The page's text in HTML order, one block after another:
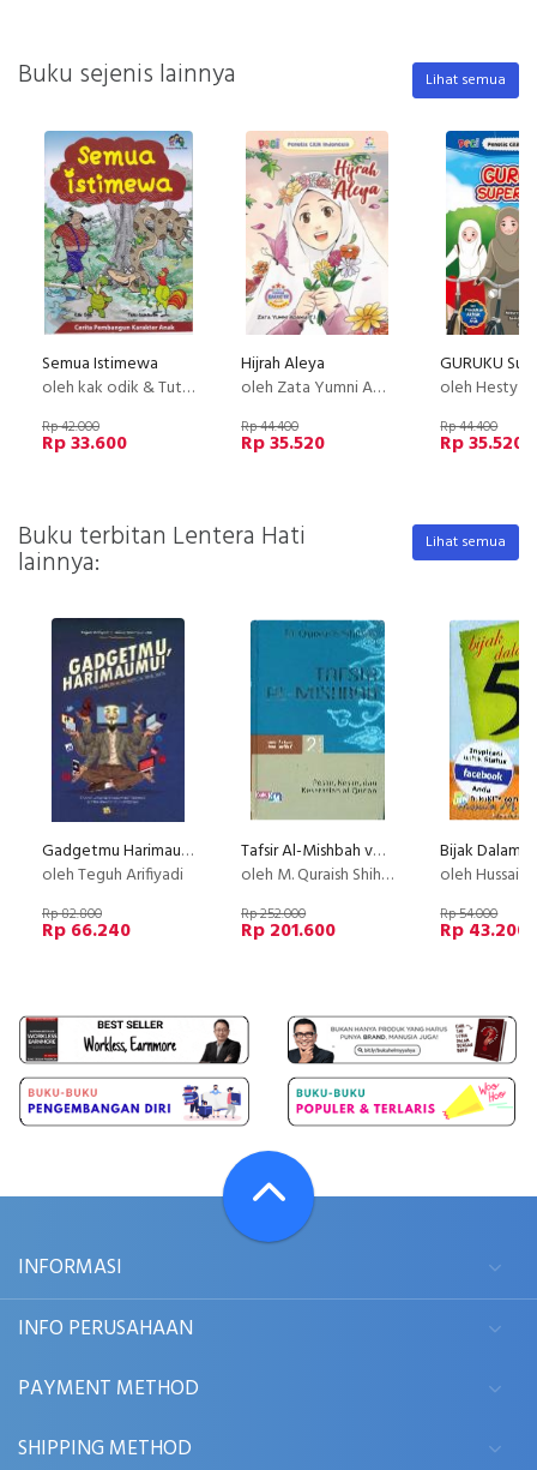
Buku sejenis lainnya Lihat semua
Semua Istimewa
oleh kak odik & Tuti gunawan
Rp 42.000
Rp 33.600
Hijrah Aleya
oleh Zata Yumni Adania Tarisa Iskandar
Rp 44.400
Rp 35.520
GURUKU
oleh Hesty Nurul Kusumaningtyas, Sinta Nuriyah, Zahra Roidah Amalia
Rp 44.400
Rp 35.520
Buku terbitan Lentera Hati
lainnya:
Lihat semua
Gadgetmu Harimaumu : Tips #Melek Hukum Eksis Di Medsos
oleh Teguh Arifiyadi
Rp 82.800
Rp 66.240
Tafsir Al-Mishbah volume 2
oleh M. Quraish Shihab
Rp 252.000
Rp 201.600
oleh Hussain M.
Rp 54.000
Rp 43.200
INFORMASI
INFO PERUSAHAAN
PAYMENT METHOD
SHIPPING METHOD